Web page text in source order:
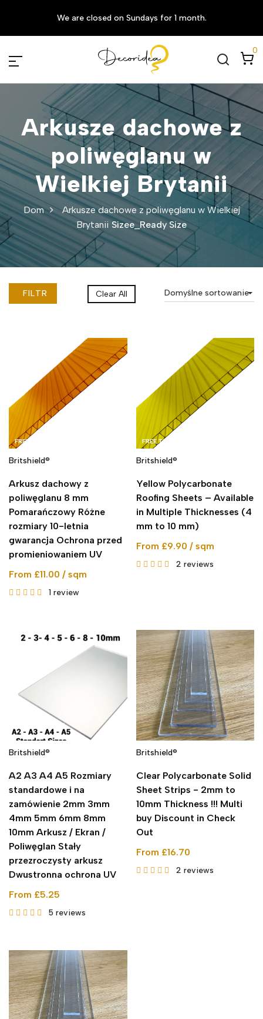
We are closed on Sundays for 1 month.
0
Arkusze dachowe z
poliwęglanu w
Wielkiej Brytanii
Dom
Arkusze dachowe z poliwęglanu w Wielkiej
Brytanii Sizee_Ready Size
FILTR Clear All Domyślne sortowanie
FREE TAPE
Britshield®
Arkusz dachowy z
poliwęglanu 8 mm
Pomarańczowy Różne
rozmiary 10-letnia
gwarancja Ochrona przed
promieniowaniem UV
From £11.00 / sqm
1 review
FREE TAPE
Britshield®
Yellow Polycarbonate
Roofing Sheets – Available
in Multiple Thicknesses (4
mm to 10 mm)
From £9.90 / sqm
2 reviews
Britshield®
A2 A3 A4 A5 Rozmiary
standardowe i na
zamówienie 2mm 3mm
4mm 5mm 6mm 8mm
10mm Arkusz / Ekran /
Poliwęglan Stały
przezroczysty arkusz
Dwustronna ochrona UV
From £5.25
5 reviews
Britshield®
Clear Polycarbonate Solid
Sheet Strips - 2mm to
10mm Thickness !!! Multi
buy Discount in Check
Out
From £16.70
2 reviews